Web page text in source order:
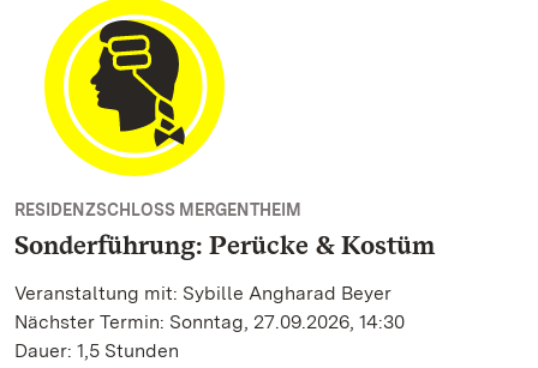
RESIDENZSCHLOSS MERGENTHEIM
Sonderführung: Perücke & Kostüm
Veranstaltung mit: Sybille Angharad Beyer
Nächster Termin: Sonntag, 27.09.2026, 14:30
Dauer: 1,5 Stunden